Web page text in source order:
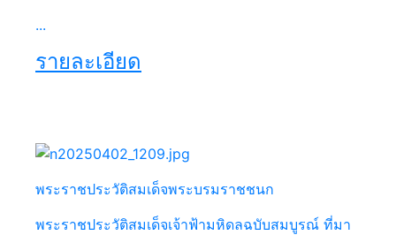
...
รายละเอียด
พระราชประวัติสมเด็จพระบรมราชชนก
พระราชประวัติสมเด็จเจ้าฟ้ามหิดลฉบับสมบูรณ์ ที่มา